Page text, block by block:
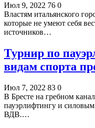
Июл 9, 2022 76 0
Властям итальянского
которые не умеют себя
источников…
Турнир по
видам спорта
Июл 7, 2022 83 0
В Бресте на гребном
пауэрлифтингу и
ВДВ.…